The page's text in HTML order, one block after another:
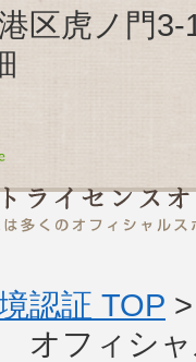
区虎ノ門
認証 TOP
オフィシ